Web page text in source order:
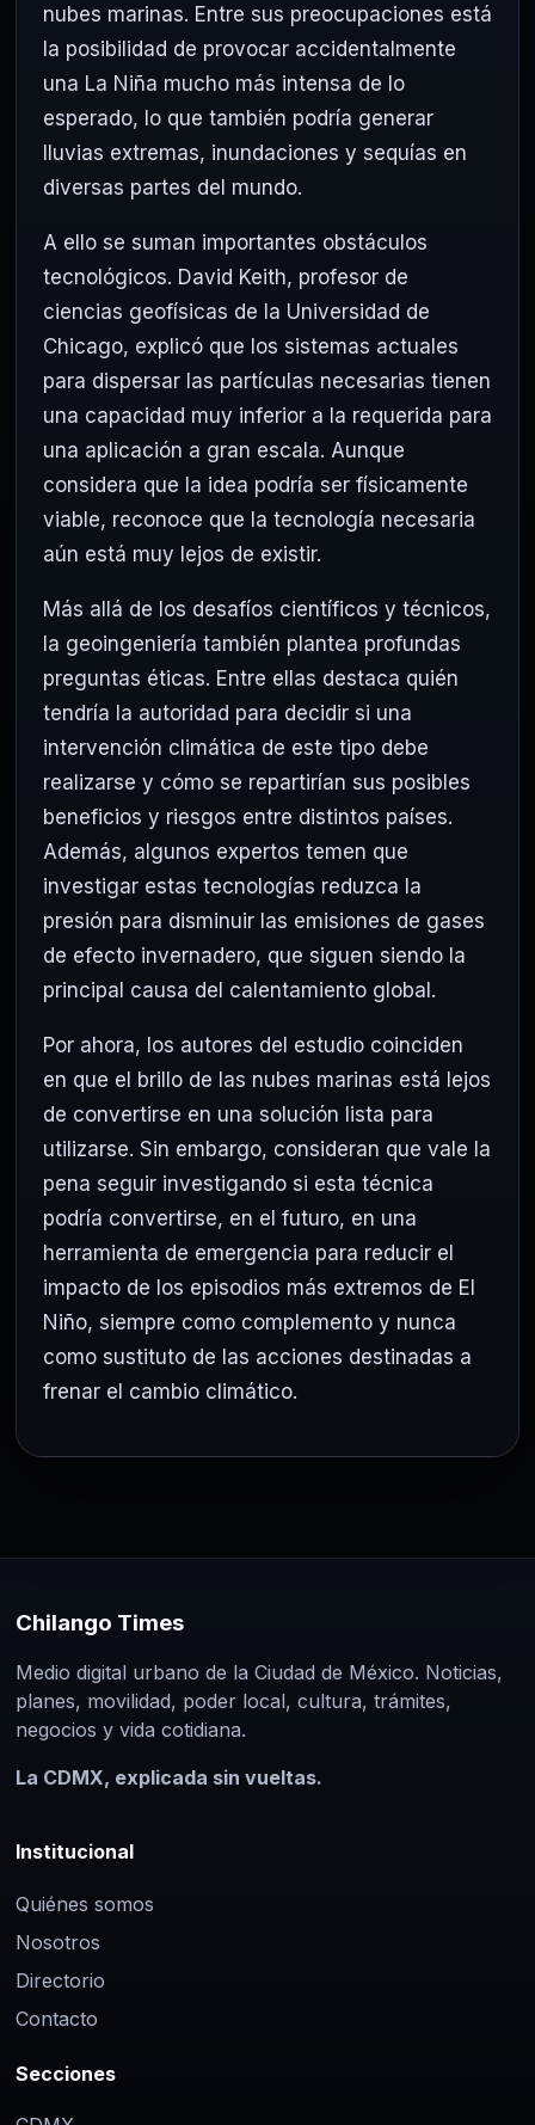
nubes marinas. Entre sus preocupaciones está
la posibilidad de provocar accidentalmente
una La Niña mucho más intensa de lo
esperado, lo que también podría generar
lluvias extremas, inundaciones y sequías en
diversas partes del mundo.
A ello se suman importantes obstáculos
tecnológicos. David Keith, profesor de
ciencias geofísicas de la Universidad de
Chicago, explicó que los sistemas actuales
para dispersar las partículas necesarias tienen
una capacidad muy inferior a la requerida para
una aplicación a gran escala. Aunque
considera que la idea podría ser físicamente
viable, reconoce que la tecnología necesaria
aún está muy lejos de existir.
Más allá de los desafíos científicos y técnicos,
la geoingeniería también plantea profundas
preguntas éticas. Entre ellas destaca quién
tendría la autoridad para decidir si una
intervención climática de este tipo debe
realizarse y cómo se repartirían sus posibles
beneficios y riesgos entre distintos países.
Además, algunos expertos temen que
investigar estas tecnologías reduzca la
presión para disminuir las emisiones de gases
de efecto invernadero, que siguen siendo la
principal causa del calentamiento global.
Por ahora, los autores del estudio coinciden
en que el brillo de las nubes marinas está lejos
de convertirse en una solución lista para
utilizarse. Sin embargo, consideran que vale la
pena seguir investigando si esta técnica
podría convertirse, en el futuro, en una
herramienta de emergencia para reducir el
impacto de los episodios más extremos de El
Niño, siempre como complemento y nunca
como sustituto de las acciones destinadas a
frenar el cambio climático.
Chilango Times
Medio digital urbano de la Ciudad de México. Noticias,
planes, movilidad, poder local, cultura, trámites,
negocios y vida cotidiana.
La CDMX, explicada sin vueltas.
Institucional
Quiénes somos
Nosotros
Directorio
Contacto
Secciones